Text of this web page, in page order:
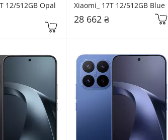
12/512GB Opal
Xiaomi_ 17T 12/512GB Blue
28 662 ₴